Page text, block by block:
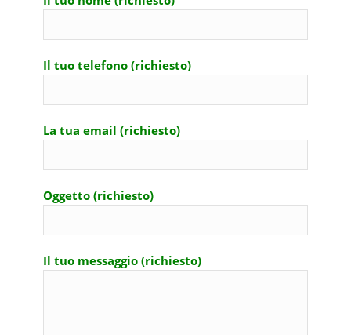
Il tuo telefono (richiesto)
La tua email (richiesto)
Oggetto (richiesto)
Il tuo messaggio (richiesto)